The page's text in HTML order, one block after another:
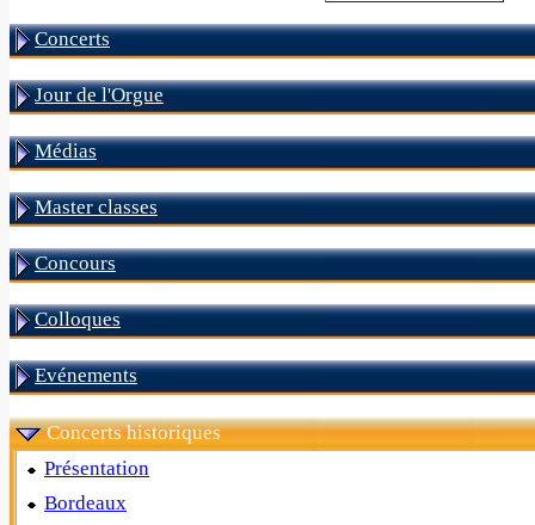
Concerts
Jour de l'Orgue
Médias
Master classes
Concours
Colloques
Evénements
Concerts historiques
Présentation
Bordeaux